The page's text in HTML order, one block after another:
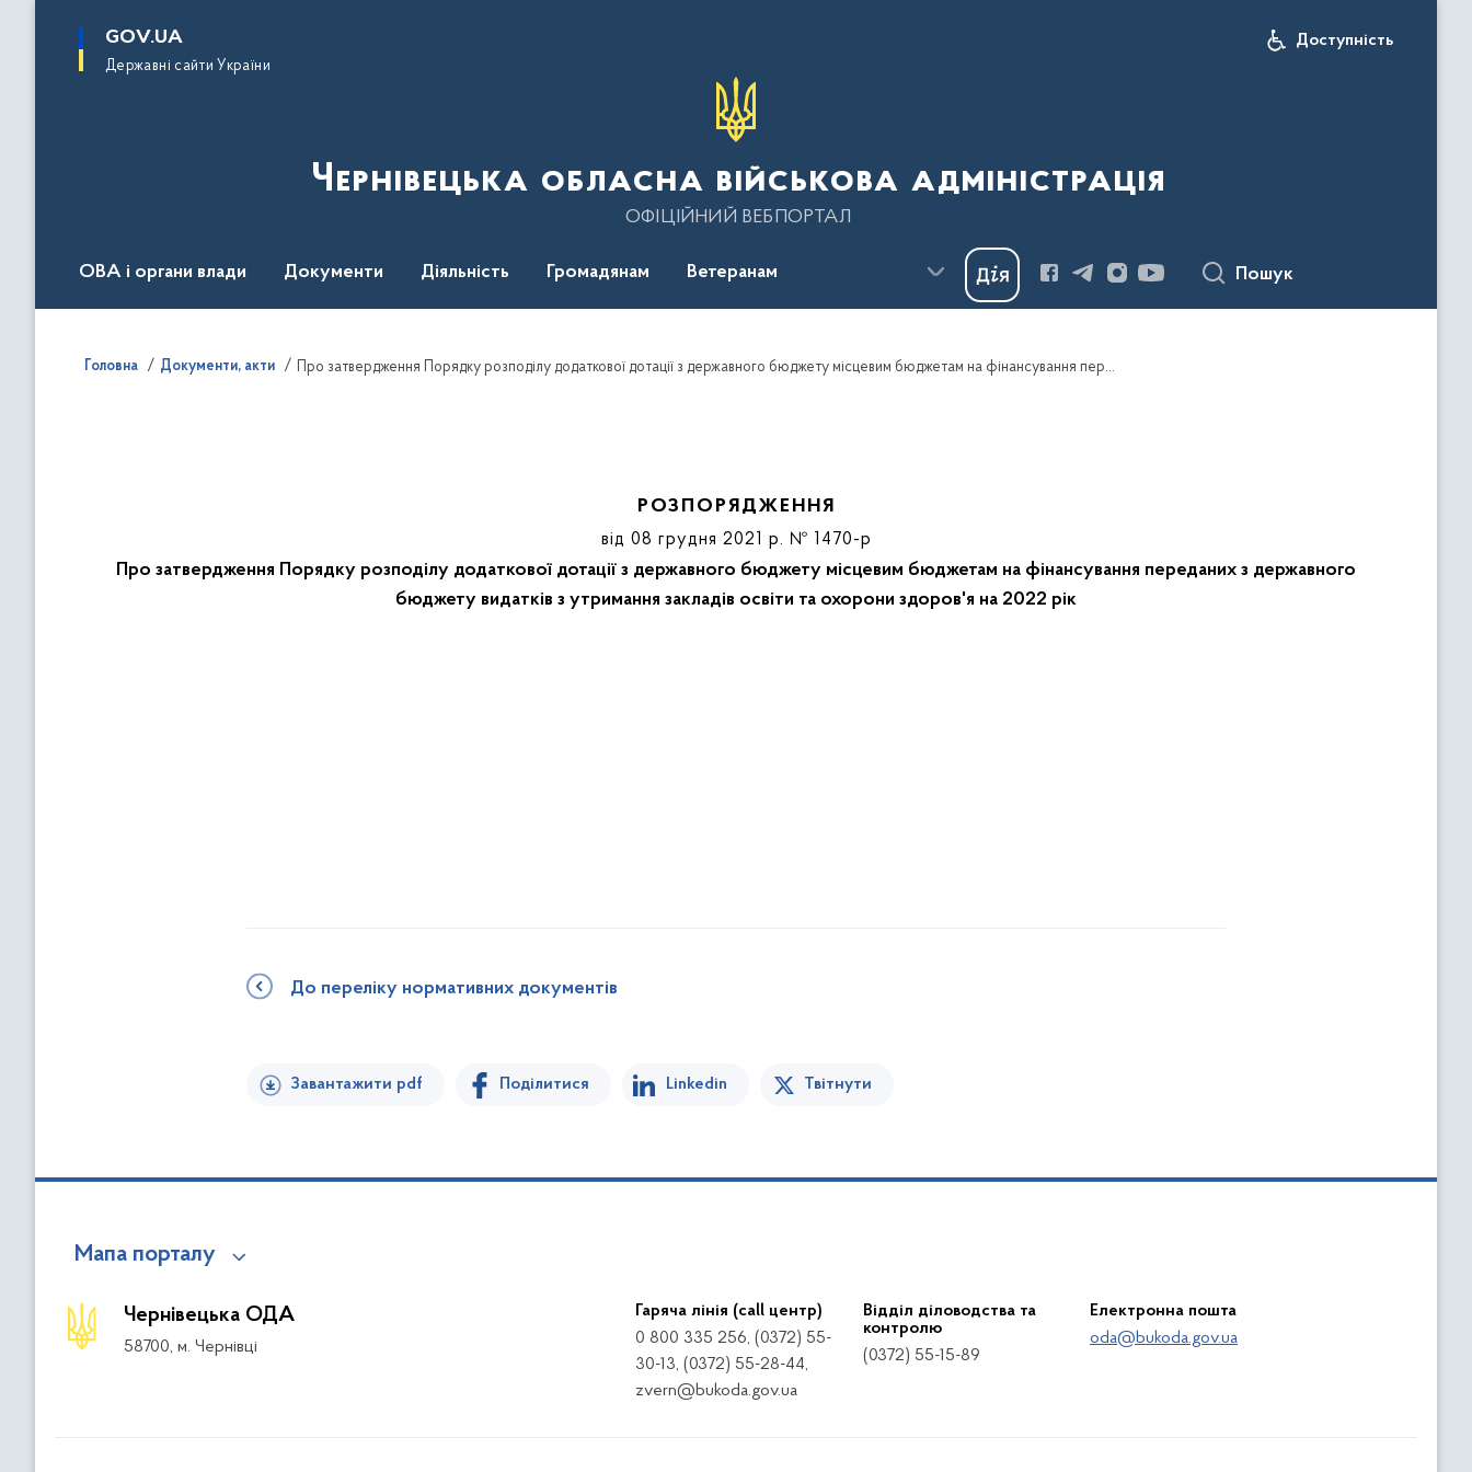
основного
GOV.UA
Державні сайти України
Доступність
Чернівецька обласна військова адміністрація
ОФІЦІЙНИЙ ВЕБПОРТАЛ
ОВА і органи влади Документи Діяльність Громадянам Ветеранам Пошук
Головна Документи, акти Про затвердження Порядку розподілу додаткової дотації з державного бюджету місцевим бюджетам на фінансування переданих з державного бюджету видатків з утримання закладів освіти та охорони здоров'я на 2022 рік
РОЗПОРЯДЖЕННЯ
від 08 грудня 2021 р. № 1470-p
Про затвердження Порядку розподілу додаткової дотації з державного бюджету місцевим бюджетам на фінансування переданих з державного
бюджету видатків з утримання закладів освіти та охорони здоров'я на 2022 рік
До переліку нормативних документів
Завантажити pdf Поділитися Linkedin Твітнути
Мапа порталу
Чернівецька ОДА
58700, м. Чернівці
Гаряча лінія (call центр)
0 800 335 256, (0372) 55-
30-13, (0372) 55-28-44,
zvern@bukoda.gov.ua
Відділ діловодства та
контролю
(0372) 55-15-89
Електронна пошта
oda@bukoda.gov.ua